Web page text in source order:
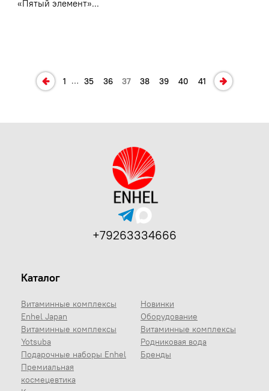
«Пятый элемент»...
1 … 35 36 37 38 39 40 41
Каталог
Витаминные комплексы
Enhel Japan
Витаминные комплексы
Yotsuba
Подарочные наборы Enhel
Премиальная
космецевтика
Новинки
Оборудование
Витаминные комплексы
Родниковая вода
Бренды
+79263334666